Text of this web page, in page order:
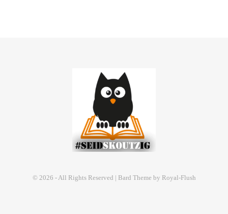
© 2026 - All Rights Reserved | Bard Theme by Royal-Flush